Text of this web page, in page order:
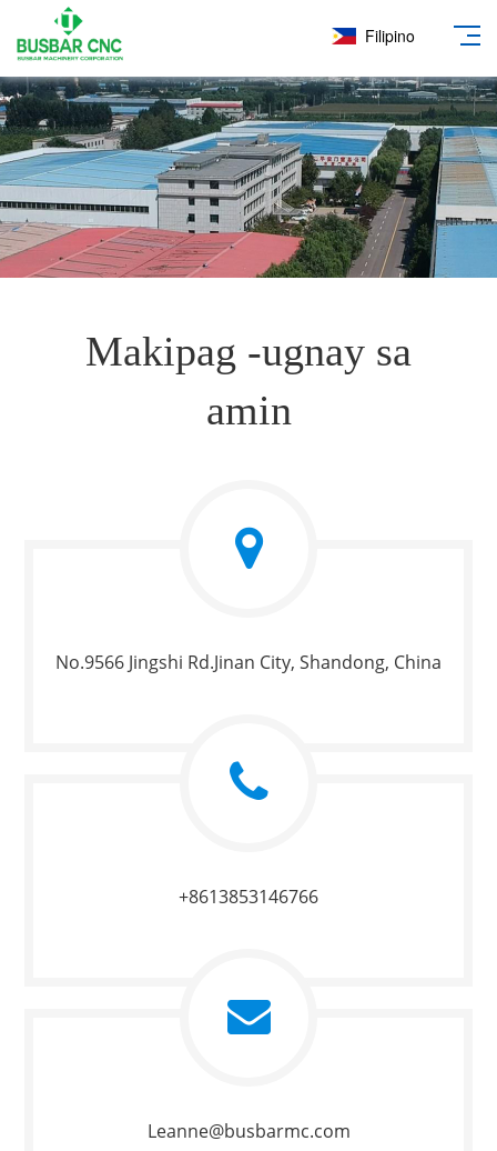
Filipino
Makipag -ugnay sa
amin
No.9566 Jingshi Rd.Jinan City, Shandong, China
+8613853146766
Leanne@busbarmc.com